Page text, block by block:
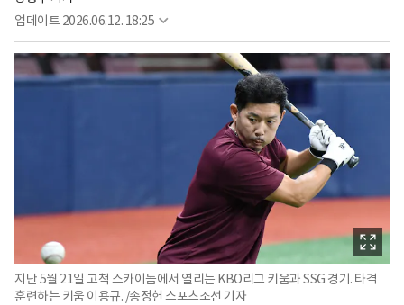
업데이트 2026.06.12. 18:25
지난 5월 21일 고척 스카이돔에서 열리는 KBO리그 키움과 SSG 경기. 타격
훈련하는 키움 이용규. /송정헌 스포츠조선 기자